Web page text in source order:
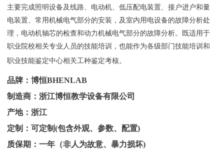
主要完成照明设备及线路、电动机、低压配电装置、接户进户和量
电装置、常用机械电气部分的安装，及室内用电设备的故障分析处
理，电动机轴芯的检查和动力机械电气部分的故障分析。既适用于
职业院校相关专业人员的技能培训，也能作为各级部门技能培训和
职业技能鉴定中心相关工种鉴定考核。
品牌：博恒BHENLAB
制造商：浙江博恒教学设备有限公司
产地：浙江
定制：可定制(包含外观、参数、配置)
质保期：一年（非人为故意、暴力损坏)